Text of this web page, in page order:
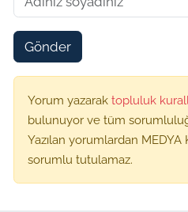
Gönder
Yorum yazarak topluluk
bulunuyor ve tüm
Yazılan yorumlardan
sorumlu tutulamaz.